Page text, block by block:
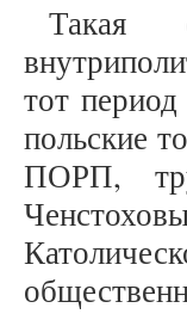
Такая
тот
польские
ПОРП,